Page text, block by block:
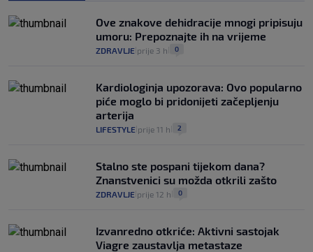
Ove znakove dehidracije mnogi pripisuju
umoru: Prepoznajte ih na vrijeme
ZDRAVLJE prije 3 h 0
Kardiologinja upozorava: Ovo popularno
piće moglo bi pridonijeti začepljenju
arterija
LIFESTYLE prije 11 h 2
Stalno ste pospani tijekom dana?
Znanstvenici su možda otkrili zašto
ZDRAVLJE prije 12 h 0
Izvanredno otkriće: Aktivni sastojak
Viagre zaustavlja metastaze